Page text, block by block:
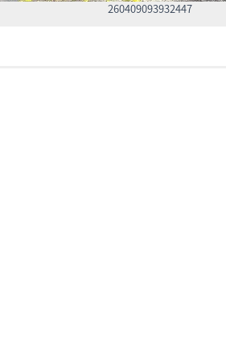
260409093932447